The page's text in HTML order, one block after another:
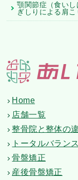
顎関節症（食い
ぎしりによる肩こ
Home
店舗一覧
整骨院と整体の
トータルバラン
骨盤矯正
産後骨盤矯正